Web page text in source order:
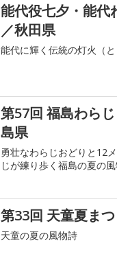
能代役七夕・能代
／秋田県
能代に輝く伝統の灯火（と
第57回 福島わら
島県
勇壮なわらじおどりと12
じが練り歩く福島の夏の
第33回 天童夏ま
天童の夏の風物詩